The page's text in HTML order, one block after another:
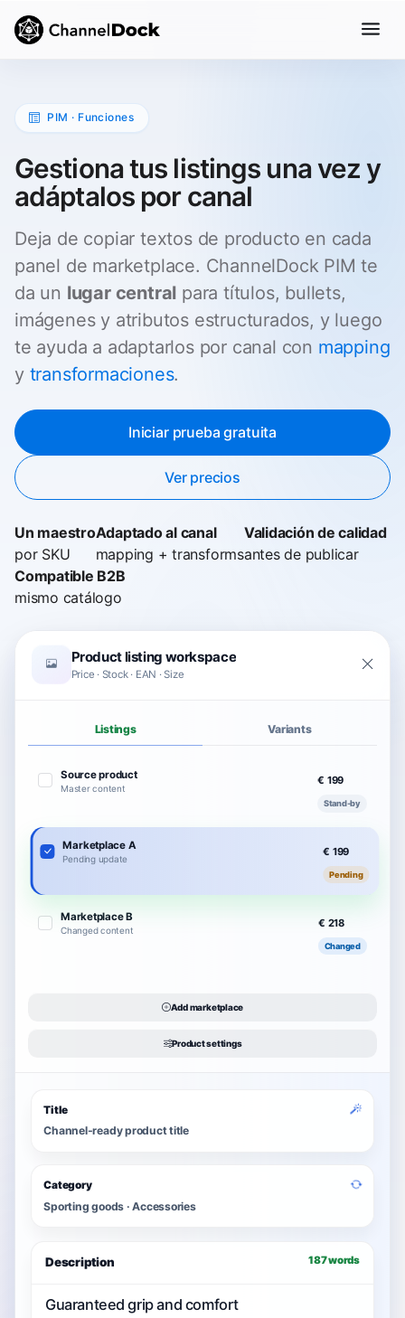
PIM · Funciones
Gestiona tus listings una vez y
adáptalos por canal
Deja de copiar textos de producto en cada
panel de marketplace. ChannelDock PIM te
da un lugar central para títulos, bullets,
imágenes y atributos estructurados, y luego
te ayuda a adaptarlos por canal con mapping
y transformaciones.
Iniciar prueba gratuita
Ver precios
Un maestro
por SKU
Adaptado al canal
mapping + transforms
Validación de calidad
antes de publicar
Compatible B2B
mismo catálogo
Product listing workspace
Price · Stock · EAN · Size
Listings Variants
Source product
Master content
€ 199
Stand-by
Marketplace A
Pending update
€ 199
Pending
Marketplace B
Changed content
€ 218
Changed
Add marketplace
Product settings
Title
Channel-ready product title
Category
Sporting goods · Accessories
Description 187 words
Guaranteed grip and comfort